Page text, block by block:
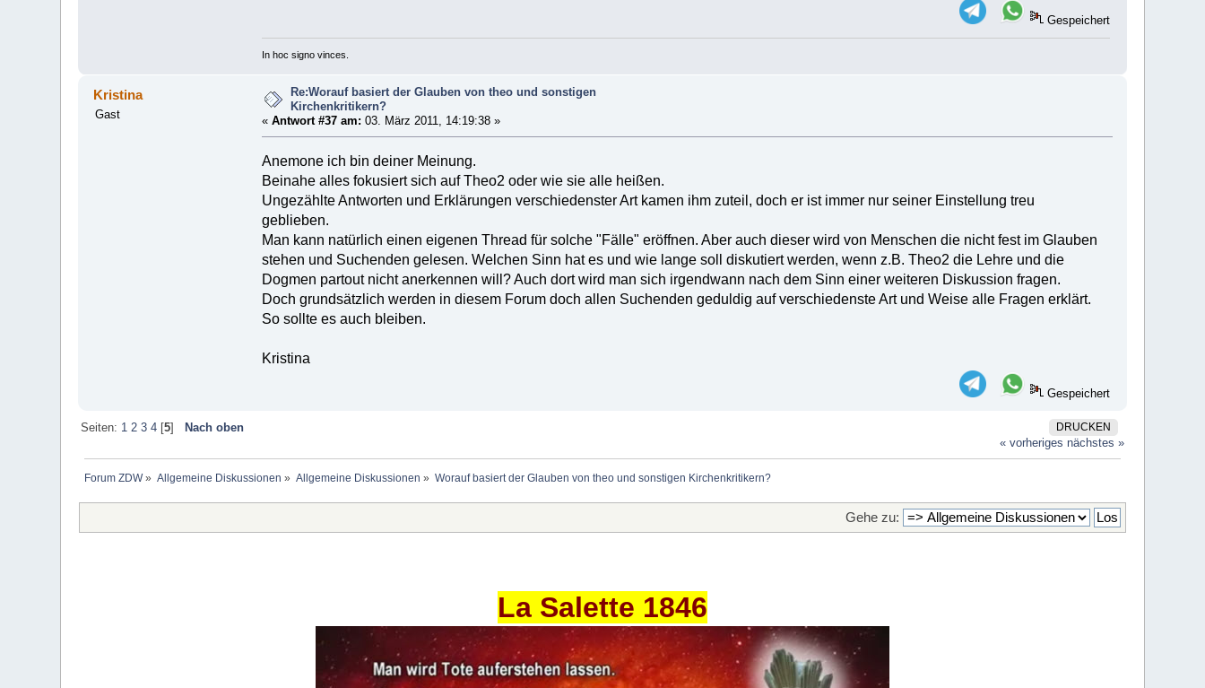
Gespeichert
In hoc signo vinces.
Kristina
Gast
Re:Worauf basiert der Glauben von theo und sonstigen
Kirchenkritikern?
« Antwort #37 am: 03. März 2011, 14:19:38 »
Anemone ich bin deiner Meinung.
Beinahe alles fokusiert sich auf Theo2 oder wie sie alle heißen.
Ungezählte Antworten und Erklärungen verschiedenster Art kamen ihm zuteil, doch er ist immer nur seiner Einstellung treu
geblieben.
Man kann natürlich einen eigenen Thread für solche "Fälle" eröffnen. Aber auch dieser wird von Menschen die nicht fest im Glauben
stehen und Suchenden gelesen. Welchen Sinn hat es und wie lange soll diskutiert werden, wenn z.B. Theo2 die Lehre und die
Dogmen partout nicht anerkennen will? Auch dort wird man sich irgendwann nach dem Sinn einer weiteren Diskussion fragen.
Doch grundsätzlich werden in diesem Forum doch allen Suchenden geduldig auf verschiedenste Art und Weise alle Fragen erklärt.
So sollte es auch bleiben.
Kristina
Gespeichert
DRUCKEN
Seiten: 1 2 3 4[5]
Nach oben
« vorheriges nächstes »
Forum ZDW» Allgemeine Diskussionen » Allgemeine Diskussionen » Worauf basiert der Glauben von theo und sonstigen Kirchenkritikern?
Gehe zu:
La Salette 1846